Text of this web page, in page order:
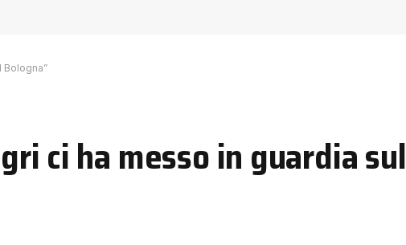
Bologna”
ci ha messo in guardia sul